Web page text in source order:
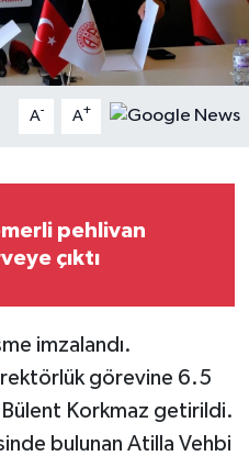
A- A+
pehlivan
çıktı
imzalandı.
görevine 6.5
Bülent Korkmaz getirildi.
bulunan Atilla Vehbi